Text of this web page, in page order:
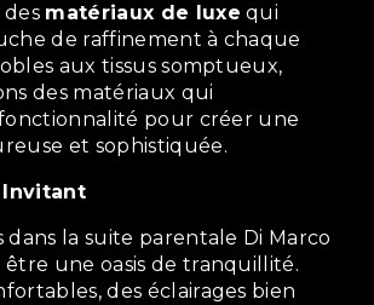
matériaux de luxe qui
de raffinement à chaque
aux tissus somptueux,
des matériaux qui
pour créer une
et sophistiquée.
Invitant
dans la suite parentale Di Marco
une oasis de tranquillité.
des éclairages bien